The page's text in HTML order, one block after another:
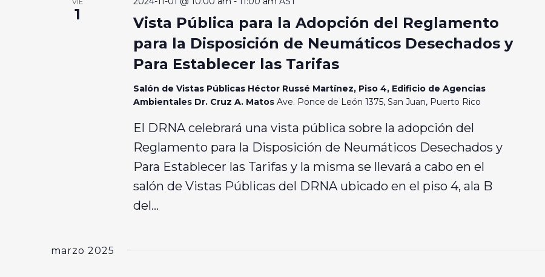
1
Vista Pública para la Adopción del Reglamento
para la Disposición de Neumáticos Desechados y
Para Establecer las Tarifas
Salón de Vistas Públicas Héctor Russé Martínez, Piso 4, Edificio de Agencias
Ambientales Dr. Cruz A. Matos Ave. Ponce de León 1375, San Juan, Puerto Rico
El DRNA celebrará una vista pública sobre la adopción del
Reglamento para la Disposición de Neumáticos Desechados y
Para Establecer las Tarifas y la misma se llevará a cabo en el
salón de Vistas Públicas del DRNA ubicado en el piso 4, ala B
del...
marzo 2025